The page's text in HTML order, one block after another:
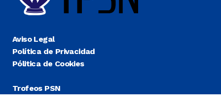
Aviso Legal
Política de Privacidad
Pólitica de Cookies
Trofeos PSN